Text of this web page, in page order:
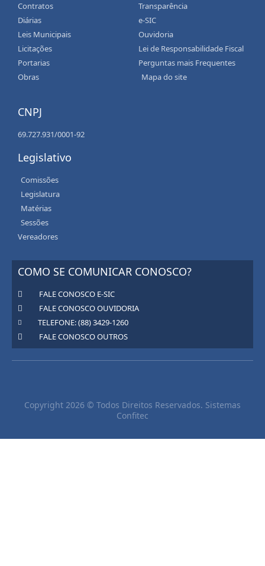
Contratos
Diárias
Leis Municipais
Licitações
Portarias
Obras
Transparência
e-SIC
Ouvidoria
Lei de Responsabilidade Fiscal
Perguntas mais Frequentes
Mapa do site
CNPJ
69.727.931/0001-92
Legislativo
Comissões
Legislatura
Matérias
Sessões
Vereadores
COMO SE COMUNICAR CONOSCO?
FALE CONOSCO E-SIC
FALE CONOSCO OUVIDORIA
TELEFONE: (88) 3429-1260
FALE CONOSCO OUTROS
Copyright 2026 © Todos Direitos Reservados. Sistemas
Confitec